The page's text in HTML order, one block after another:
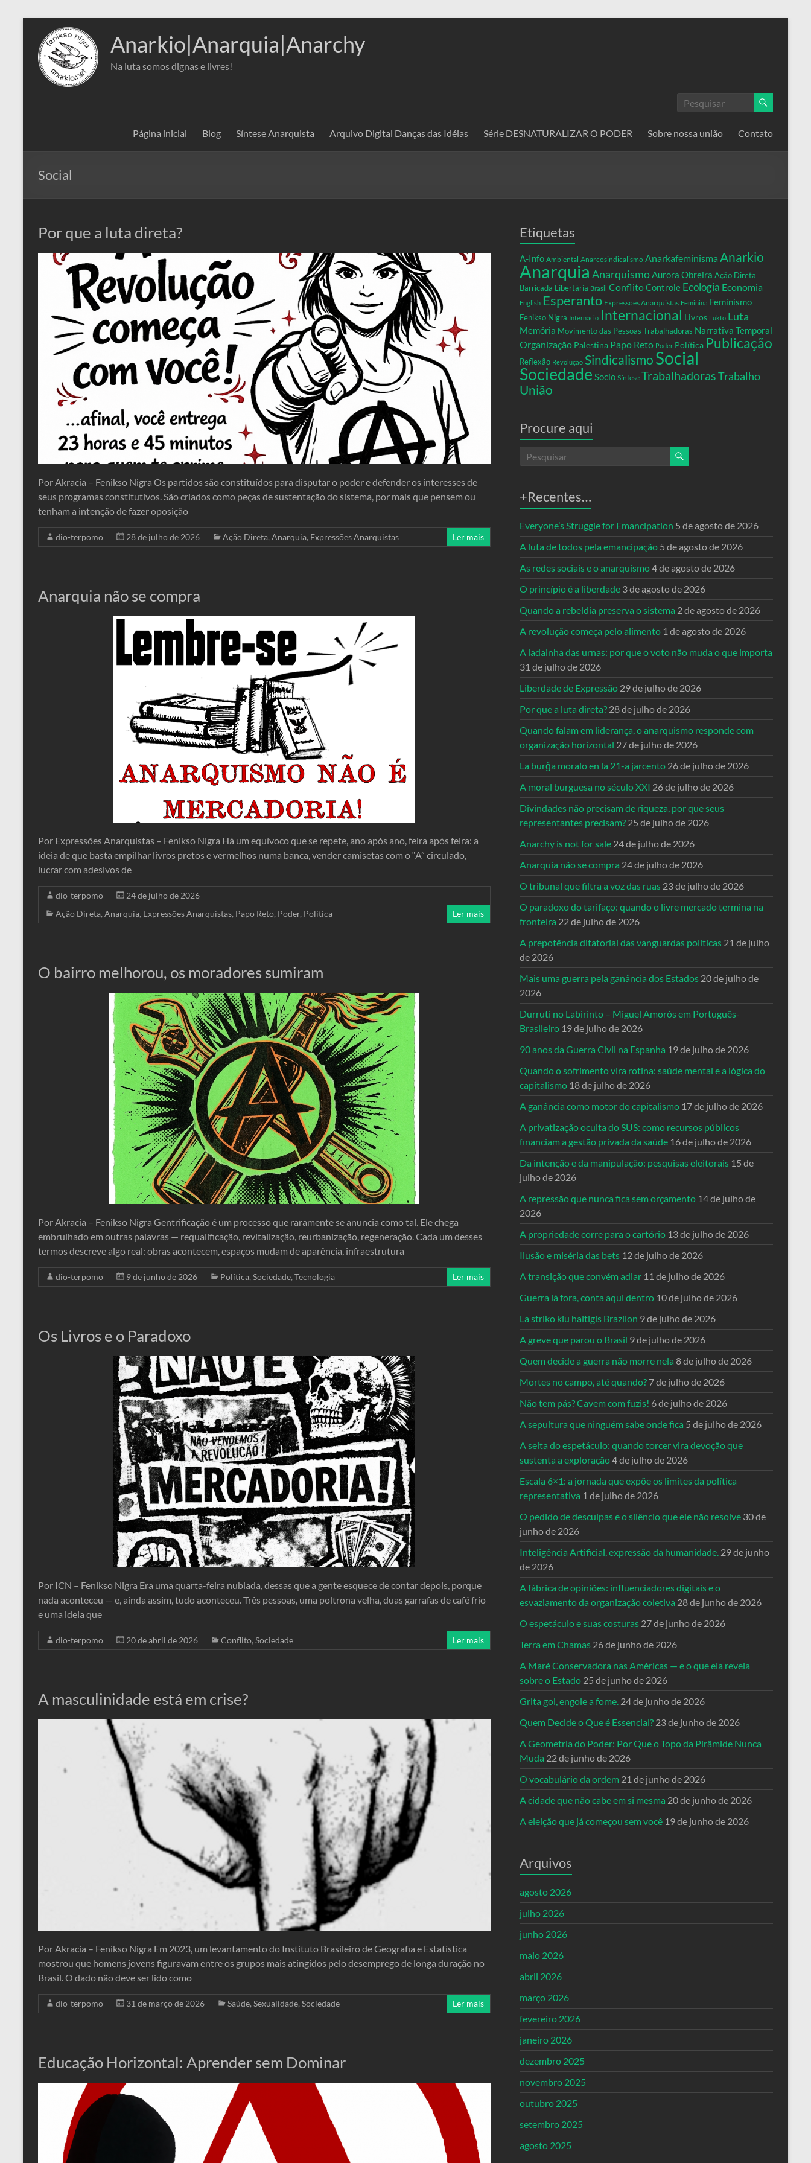
conteúdo
Anarkio|Anarquia|Anarchy
Na luta somos dignas e livres!
Página inicial Blog Síntese Anarquista Arquivo Digital Danças das Idéias Série DESNATURALIZAR O PODER Sobre nossa união Contato
Social
Por que a luta direta?
Por Akracia – Fenikso Nigra Os partidos são constituídos para disputar o poder e defender os interesses de
seus programas constitutivos. São criados como peças de sustentação do sistema, por mais que pensem ou
tenham a intenção de fazer oposição
dio-terpomo 28 de julho de 2026 Ação Direta, Anarquia, Expressões Anarquistas Ler mais
Anarquia não se compra
Por Expressões Anarquistas – Fenikso Nigra Há um equívoco que se repete, ano após ano, feira após feira: a
ideia de que basta empilhar livros pretos e vermelhos numa banca, vender camisetas com o “A” circulado,
lucrar com adesivos de
dio-terpomo
24 de julho de 2026
Ação Direta, Anarquia, Expressões Anarquistas, Papo Reto, Poder, Política Ler mais
O bairro melhorou, os moradores sumiram
Por Akracia – Fenikso Nigra Gentrificação é um processo que raramente se anuncia como tal. Ele chega
embrulhado em outras palavras — requalificação, revitalização, reurbanização, regeneração. Cada um desses
termos descreve algo real: obras acontecem, espaços mudam de aparência, infraestrutura
dio-terpomo 9 de junho de 2026 Política, Sociedade, Tecnologia Ler mais
Os Livros e o Paradoxo
Por ICN – Fenikso Nigra Era uma quarta-feira nublada, dessas que a gente esquece de contar depois, porque
nada aconteceu — e, ainda assim, tudo aconteceu. Três pessoas, uma poltrona velha, duas garrafas de café frio
e uma ideia que
dio-terpomo 20 de abril de 2026 Conflito, Sociedade Ler mais
A masculinidade está em crise?
Por Akracia – Fenikso Nigra Em 2023, um levantamento do Instituto Brasileiro de Geografia e Estatística
mostrou que homens jovens figuravam entre os grupos mais atingidos pelo desemprego de longa duração no
Brasil. O dado não deve ser lido como
dio-terpomo 31 de março de 2026 Saúde, Sexualidade, Sociedade Ler mais
Educação Horizontal: Aprender sem Dominar
Etiquetas
A-Info Ambiental Anarcosindicalismo Anarkafeminisma Anarkio
Anarquia AnarquismoAurora Obreira Ação Direta
Barricada Libertária Brasil ConflitoControle Ecologia Economia
English Esperanto Expressões Anarquistas Feminina Feminismo
Fenikso Nigra Internacio Internacional Livros Lukto Luta
Memória Movimento das Pessoas Trabalhadoras Narrativa Temporal
Organização Palestina Papo Reto Poder Política Publicação
Reflexão Revolução Sindicalismo Social
Sociedade Socio Síntese TrabalhadorasTrabalho
União
Procure aqui
+Recentes…
Everyone’s Struggle for Emancipation 5 de agosto de 2026
A luta de todos pela emancipação 5 de agosto de 2026
As redes sociais e o anarquismo4 de agosto de 2026
O princípio é a liberdade 3 de agosto de 2026
Quando a rebeldia preserva o sistema 2 de agosto de 2026
A revolução começa pelo alimento 1 de agosto de 2026
A ladainha das urnas: por que o voto não muda o que importa
31 de julho de 2026
Liberdade de Expressão 29 de julho de 2026
Por que a luta direta? 28 de julho de 2026
Quando falam em liderança, o anarquismo responde com
organização horizontal 27 de julho de 2026
La burĝa moralo en la 21-a jarcento 26 de julho de 2026
A moral burguesa no século XXI 26 de julho de 2026
Divindades não precisam de riqueza, por que seus
representantes precisam? 25 de julho de 2026
Anarchy is not for sale 24 de julho de 2026
Anarquia não se compra 24 de julho de 2026
O tribunal que filtra a voz das ruas 23 de julho de 2026
O paradoxo do tarifaço: quando o livre mercado termina na
fronteira 22 de julho de 2026
A prepotência ditatorial das vanguardas políticas 21 de julho
de 2026
Mais uma guerra pela ganância dos Estados 20 de julho de
2026
Durruti no Labirinto – Miguel Amorós em Português-
Brasileiro 19 de julho de 2026
90 anos da Guerra Civil na Espanha 19 de julho de 2026
Quando o sofrimento vira rotina: saúde mental e a lógica do
capitalismo 18 de julho de 2026
A ganância como motor do capitalismo 17 de julho de 2026
A privatização oculta do SUS: como recursos públicos
financiam a gestão privada da saúde 16 de julho de 2026
Da intenção e da manipulação: pesquisas eleitorais 15 de
julho de 2026
A repressão que nunca fica sem orçamento 14 de julho de
2026
A propriedade corre para o cartório 13 de julho de 2026
Ilusão e miséria das bets 12 de julho de 2026
A transição que convém adiar 11 de julho de 2026
Guerra lá fora, conta aqui dentro 10 de julho de 2026
La striko kiu haltigis Brazilon 9 de julho de 2026
A greve que parou o Brasil 9 de julho de 2026
Quem decide a guerra não morre nela 8 de julho de 2026
Mortes no campo, até quando? 7 de julho de 2026
Não tem pás? Cavem com fuzis! 6 de julho de 2026
A sepultura que ninguém sabe onde fica 5 de julho de 2026
A seita do espetáculo: quando torcer vira devoção que
sustenta a exploração4 de julho de 2026
Escala 6×1: a jornada que expõe os limites da política
representativa 1 de julho de 2026
O pedido de desculpas e o silêncio que ele não resolve 30 de
junho de 2026
Inteligência Artificial, expressão da humanidade. 29 de junho
de 2026
A fábrica de opiniões: influenciadores digitais e o
esvaziamento da organização coletiva 28 de junho de 2026
O espetáculo e suas costuras 27 de junho de 2026
Terra em Chamas 26 de junho de 2026
A Maré Conservadora nas Américas — e o que ela revela
sobre o Estado 25 de junho de 2026
Grita gol, engole a fome. 24 de junho de 2026
Quem Decide o Que é Essencial? 23 de junho de 2026
A Geometria do Poder: Por Que o Topo da Pirâmide Nunca
Muda 22 de junho de 2026
O vocabulário da ordem 21 de junho de 2026
A cidade que não cabe em si mesma 20 de junho de 2026
A eleição que já começou sem você 19 de junho de 2026
Arquivos
agosto 2026
julho 2026
junho 2026
maio 2026
abril 2026
março 2026
fevereiro 2026
janeiro 2026
dezembro 2025
novembro 2025
outubro 2025
setembro 2025
agosto 2025